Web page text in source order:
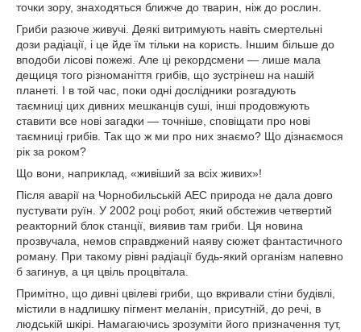
точки зору, знаходяться ближче до тварин, ніж до рослин.
Гриби разюче живучі. Деякі витримують навіть смертельні
дози радіації, і це йде їм тільки на користь. Іншим більше до
вподоби лісові пожежі. Але ці рекордсмени — лише мала
дещиця того різноманіття грибів, що зустрінеш на нашій
планеті. І в той час, поки одні дослідники розгадують
таємниці цих дивних мешканців суші, інші продовжують
ставити все нові загадки — точніше, сповіщати про нові
таємниці грибів. Так що ж ми про них знаємо? Що дізнаємося
рік за роком?
Що вони, наприклад, «живіший за всіх живих»!
Після аварії на Чорнобильській АЕС природа не дала довго
пустувати руїн. У 2002 році робот, який обстежив четвертий
реакторний блок станції, виявив там гриби. Ця новина
прозвучала, немов справджений наяву сюжет фантастичного
роману. При такому рівні радіації будь-який організм напевно
б загинув, а ця цвіль процвітала.
Примітно, що дивні цвілеві гриби, що вкривали стіни будівлі,
містили в надлишку пігмент меланін, присутній, до речі, в
людській шкірі. Намагаючись зрозуміти його призначення тут,